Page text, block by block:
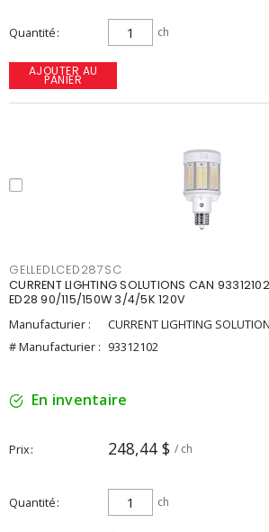
Quantité ch
AJOUTER AU
PANIER
GELLEDLCED287SC
CURRENT LIGHTING SOLUTIONS CAN 93312102
ED28 90/115/150W 3/4/5K 120V
Manufacturier :
CURRENT LIGHTING
# Manufacturier : 93312102
En inventaire
Prix 248,44 $ / ch
Quantité ch